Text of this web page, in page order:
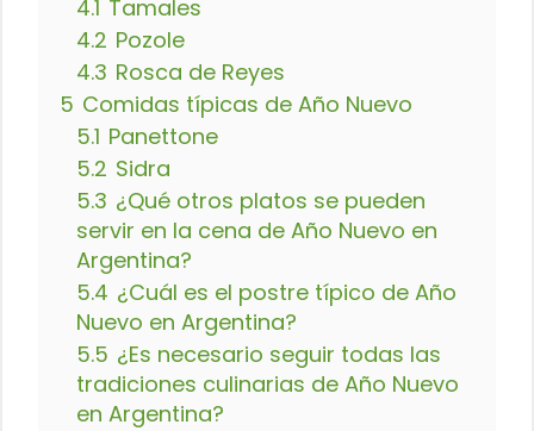
4.1 Tamales
4.2 Pozole
4.3 Rosca de Reyes
5 Comidas típicas de Año Nuevo
5.1 Panettone
5.2 Sidra
5.3 ¿Qué otros platos se pueden
servir en la cena de Año Nuevo en
Argentina?
5.4 ¿Cuál es el postre típico de Año
Nuevo en Argentina?
5.5 ¿Es necesario seguir todas las
tradiciones culinarias de Año Nuevo
en Argentina?